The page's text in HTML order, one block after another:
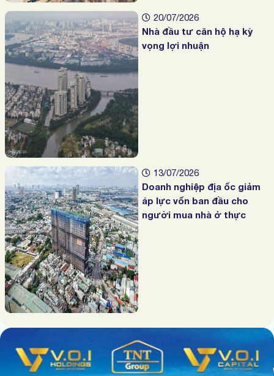
20/07/2026
Nhà đầu tư căn hộ hạ kỳ
vọng lợi nhuận
13/07/2026
Doanh nghiệp địa ốc giảm
áp lực vốn ban đầu cho
người mua nhà ở thực